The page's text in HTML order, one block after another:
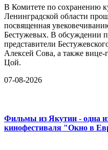
В Комитете по сохранению
Ленинградской области
посвященная
Бестужевых. В обсуждении
представители
Алексей Сова, а также
Цой.
07-08-2026
Фильмы из Якутии - одна
кинофестиваля "Окно в